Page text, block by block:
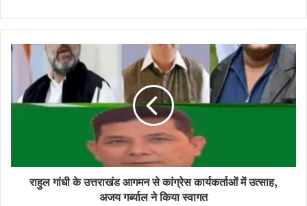
राहुल गांधी के उत्तराखंड आगमन से कांग्रेस कार्यकर्ताओं में उत्साह,
अजय गर्ब्याल ने किया स्वागत